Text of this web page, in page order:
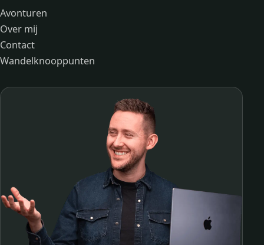
Avonturen
Over mij
Contact
Wandelknooppunten